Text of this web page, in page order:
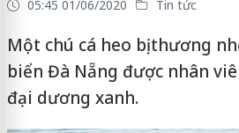
05:45 01/06/2020 Tin tức
Một chú cá heo bị thương
biển Đà Nẵng được nhân
đại dương xanh.